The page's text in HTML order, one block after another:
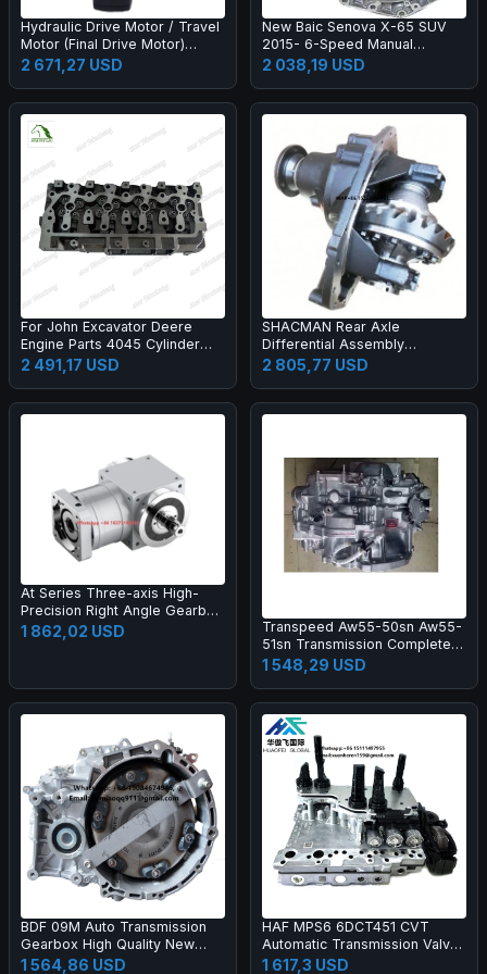
Hydraulic Drive Motor / Travel
Motor (Final Drive Motor)
7253517 7001046 for Skid
Steer Loader Compact Track
2 671,27 USD
New Baic Senova X-65 SUV
2015- 6-Speed Manual
Transmission Gearbox
Assembly Kit L00200007
2 038,19 USD
For John Excavator Deere
Engine Parts 4045 Cylinder
Head
2 491,17 USD
SHACMAN Rear Axle
Differential Assembly
81.35100.6428
2 805,77 USD
At Series Three-axis High-
Precision Right Angle Gearbox
with Spiral Bevel Gear for
Machinery Farm Industry
1 862,02 USD
Transpeed Aw55-50sn Aw55-
51sn Transmission Complete
Gearbox
1 548,29 USD
BDF 09M Auto Transmission
Gearbox High Quality New
Gear Boxes Transmission
1 564,86 USD
HAF MPS6 6DCT451 CVT
Automatic Transmission Valve
Body Control Module Unit
1 617,3 USD